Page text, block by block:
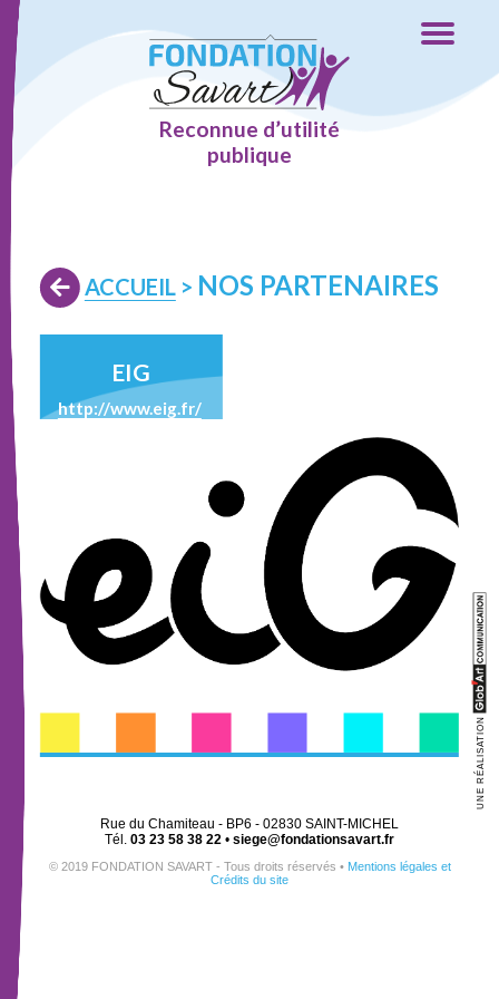
UNE RÉALISATION
Reconnue d’utilité
publique
ACCUEIL> NOS PARTENAIRES
EIG
http://www.eig.fr/
Rue du Chamiteau - BP6 - 02830 SAINT-MICHEL
Tél. 03 23 58 38 22 • siege@fondationsavart.fr
© 2019 FONDATION SAVART - Tous droits réservés • Mentions légales et
Crédits du site